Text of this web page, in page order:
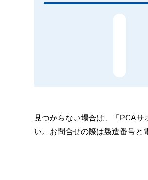
見つからない場合は、「PCA
い。お問合せの際は製造番号と